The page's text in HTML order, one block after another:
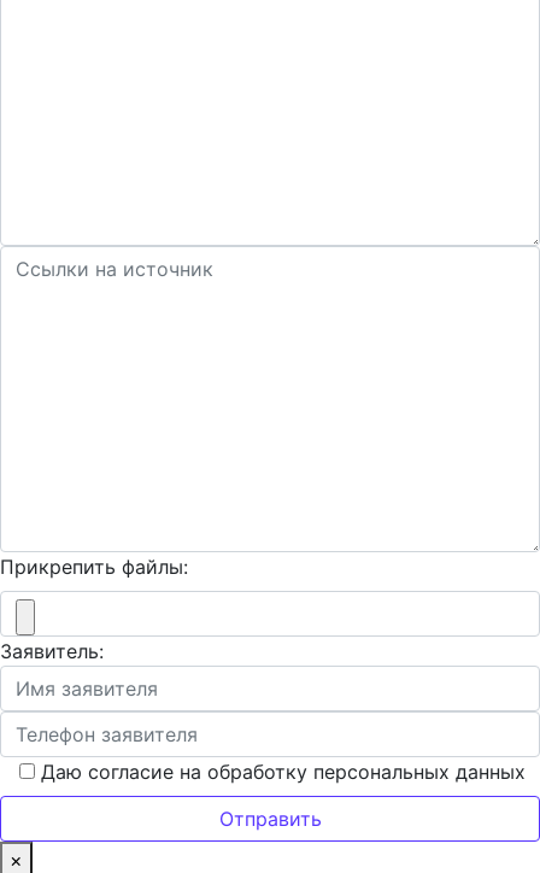
Прикрепить файлы:
Заявитель:
Даю согласие на обработку персональных данных
×